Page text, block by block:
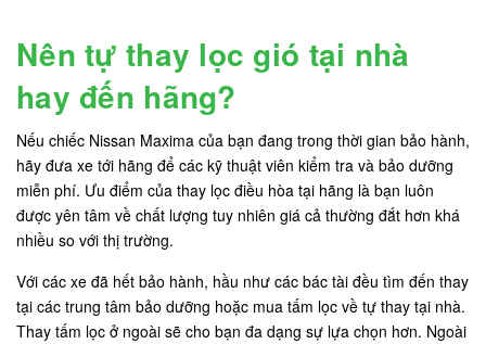
Nên tự thay lọc gió tại nhà
hay đến hãng?
Nếu chiếc Nissan Maxima của bạn đang trong thời gian bảo hành,
hãy đưa xe tới hãng để các kỹ thuật viên kiểm tra và bảo dưỡng
miễn phí. Ưu điểm của thay lọc điều hòa tại hãng là bạn luôn
được yên tâm về chất lượng tuy nhiên giá cả thường đắt hơn khá
nhiều so với thị trường.
Với các xe đã hết bảo hành, hầu như các bác tài đều tìm đến thay
tại các trung tâm bảo dưỡng hoặc mua tấm lọc về tự thay tại nhà.
Thay tấm lọc ở ngoài sẽ cho bạn đa dạng sự lựa chọn hơn. Ngoài